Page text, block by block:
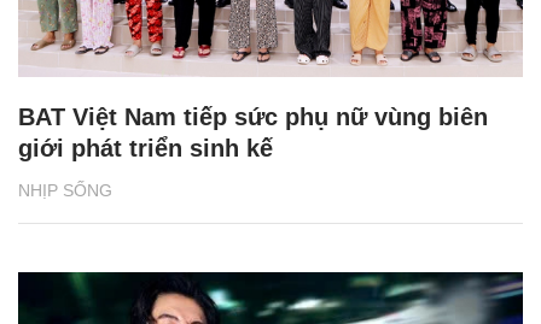
NHỊP SỐNG
BAT Việt Nam tiếp sức phụ nữ vùng biên
giới phát triển sinh kế